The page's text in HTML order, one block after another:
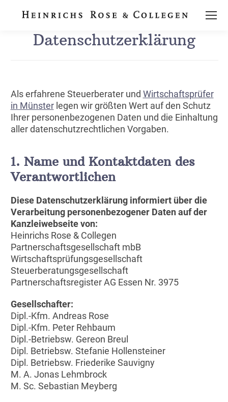
Datenschutzerklärung
Als erfahrene Steuerberater und Wirtschaftsprüfer
in Münsterlegen wir größten Wert auf den Schutz
Ihrer personenbezogenen Daten und die Einhaltung
aller datenschutzrechtlichen Vorgaben.
1. Name und Kontaktdaten des
Verantwortlichen
Diese Datenschutzerklärung informiert über die
Verarbeitung personenbezogener Daten auf der
Kanzleiwebseite von:
Heinrichs Rose & Collegen
Partnerschaftsgesellschaft mbB
Wirtschaftsprüfungsgesellschaft
Steuerberatungsgesellschaft
Partnerschaftsregister AG Essen Nr. 3975
Gesellschafter:
Dipl.-Kfm. Andreas Rose
Dipl.-Kfm. Peter Rehbaum
Dipl.-Betriebsw. Gereon Breul
Dipl. Betriebsw. Stefanie Hollensteiner
Dipl. Betriebsw. Friederike Sauvigny
M. A. Jonas Lehmbrock
M. Sc. Sebastian Meyberg